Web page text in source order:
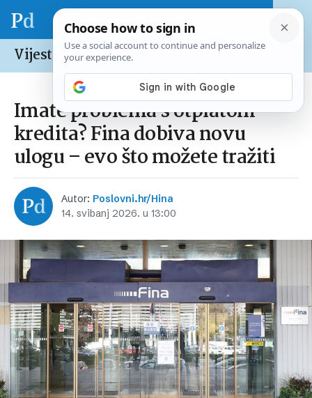
Vijesti /Hrvatska
Imate problema s otplatom
kredita? Fina dobiva novu
ulogu – evo što možete tražiti
Autor: Poslovni.hr/Hina
14. svibanj 2026. u 13:00